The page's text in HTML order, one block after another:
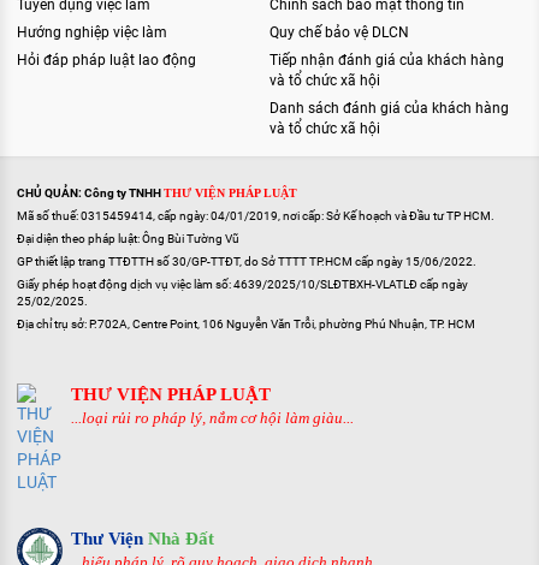
Tuyển dụng việc làm
Hướng nghiệp việc làm
Hỏi đáp pháp luật lao động
Chính sách bảo mật thông tin
Quy chế bảo vệ DLCN
Tiếp nhận đánh giá của khách hàng
và tổ chức xã hội
Danh sách đánh giá của khách hàng
và tổ chức xã hội
CHỦ QUẢN: Công ty TNHHTHƯ VIỆN PHÁP LUẬT
Mã số thuế: 0315459414, cấp ngày: 04/01/2019, nơi cấp: Sở Kế hoạch và Đầu tư TP HCM.
Đại diện theo pháp luật: Ông Bùi Tường Vũ
GP thiết lập trang TTĐTTH số 30/GP-TTĐT, do Sở TTTT TP.HCM cấp ngày 15/06/2022.
Giấy phép hoạt động dịch vụ việc làm số: 4639/2025/10/SLĐTBXH-VLATLĐ cấp ngày
25/02/2025.
Địa chỉ trụ sở: P.702A, Centre Point, 106 Nguyễn Văn Trỗi, phường Phú Nhuận, TP. HCM
THƯ VIỆN PHÁP LUẬT
...loại rủi ro pháp lý, nắm cơ hội làm giàu...
Thư Viện Nhà Đất